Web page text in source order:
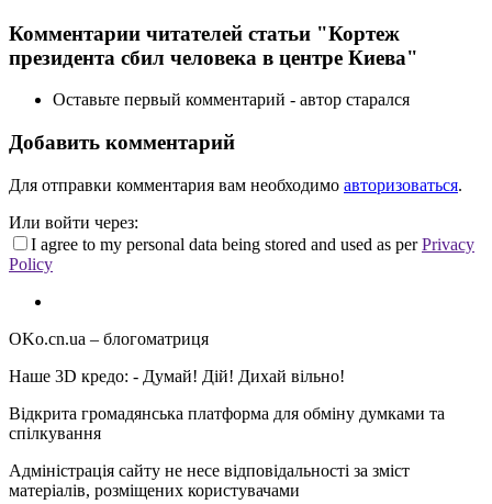
Комментарии читателей статьи "Кортеж
президента сбил человека в центре Киева"
Оставьте первый комментарий - автор старался
Добавить комментарий
Для отправки комментария вам необходимо авторизоваться.
Или войти через:
I agree to my personal data being stored and used as perPrivacy
Policy
OKo.cn.ua – блогоматриця
Наше 3D кредо: - Думай! Дій! Дихай вільно!
Відкрита громадянська платформа для обміну думками та
спілкування
Адміністрація сайту не несе відповідальності за зміст
матеріалів, розміщених користувачами